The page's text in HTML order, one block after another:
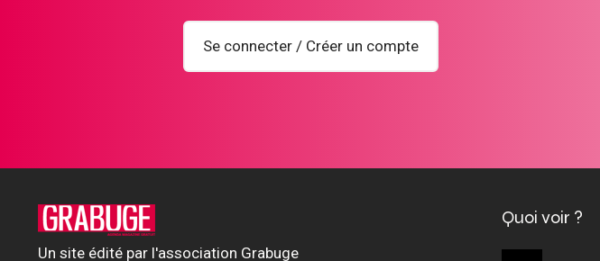
Se connecter / Créer un compte
Un site édité par l'association Grabuge
Quoi voir ?